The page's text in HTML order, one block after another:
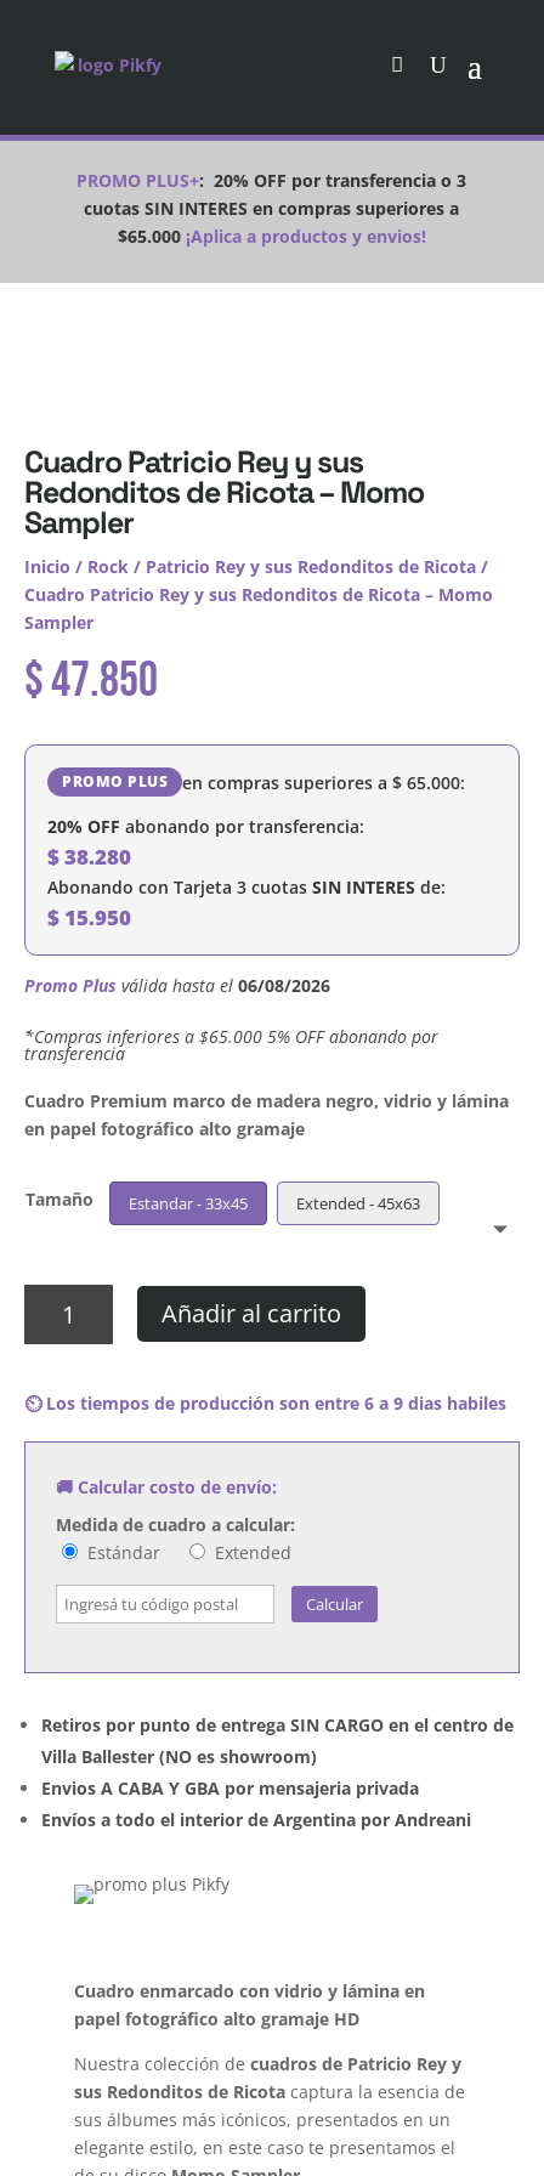
PROMO PLUS+:20% OFF por transferencia o 3
cuotas SIN INTERES en compras superiores a
$65.000¡Aplica a productos y envios!
Cuadro Patricio Rey y sus
Redonditos de Ricota – Momo
Sampler
Inicio / Rock / Patricio Rey y sus Redonditos de Ricota /
Cuadro Patricio Rey y sus Redonditos de Ricota – Momo
Sampler
$47.850
PROMO PLUS en compras superiores a $ 65.000:
20% OFF abonando por transferencia:
$38.280
Abonando con Tarjeta 3 cuotas SIN INTERES de:
$ 15.950
Promo Plus válida hasta el 06/08/2026
´*Compras inferiores a $65.000 5% OFF abonando por
transferencia
Cuadro Premium marco de madera negro, vidrio y lámina
en papel fotográfico alto gramaje
Tamaño Estandar - 33x45 Extended - 45x63
Patricio
sus
Redonditos
Ricota
Momo
cantidad
Añadir al carrito
⏲️ Los tiempos de producción son entre 6 a 9 dias habiles
🚚 Calcular costo de envío:
Medida de cuadro a calcular:
Estándar
Extended
Calcular
Retiros por punto de entrega SIN CARGO en el centro de
Villa Ballester (NO es showroom)
Envios A CABA Y GBA por mensajeria privada
Envíos a todo el interior de Argentina por Andreani
Cuadro enmarcado con vidrio y lámina en
papel fotográfico alto gramaje HD
Nuestra colección de cuadros de Patricio Rey y
sus Redonditos de Ricotacaptura la esencia de
sus álbumes más icónicos, presentados en un
elegante estilo, en este caso te presentamos el